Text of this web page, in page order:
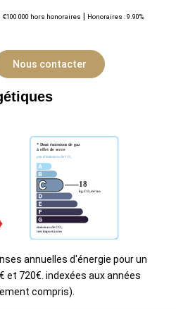
€100 000 hors honoraires | Honoraires : 9.90%
Nous contacter
annuelles d'énergie pour un
et 720€. indexées aux années
compris).